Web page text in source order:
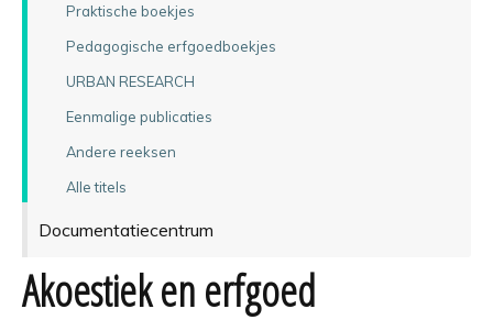
Praktische boekjes
Pedagogische erfgoedboekjes
URBAN RESEARCH
Eenmalige publicaties
Andere reeksen
Alle titels
Documentatiecentrum
Akoestiek en erfgoed